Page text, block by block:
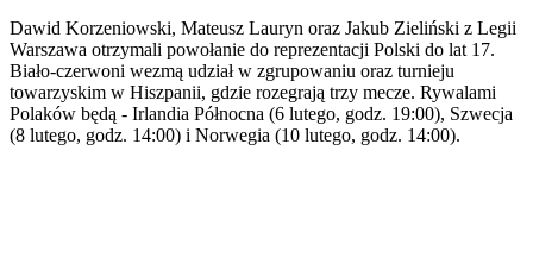
Dawid Korzeniowski, Mateusz Lauryn oraz Jakub Zieliński z Legii
Warszawa otrzymali powołanie do reprezentacji Polski do lat 17.
Biało-czerwoni wezmą udział w zgrupowaniu oraz turnieju
towarzyskim w Hiszpanii, gdzie rozegrają trzy mecze. Rywalami
Polaków będą - Irlandia Północna (6 lutego, godz. 19:00), Szwecja
(8 lutego, godz. 14:00) i Norwegia (10 lutego, godz. 14:00).